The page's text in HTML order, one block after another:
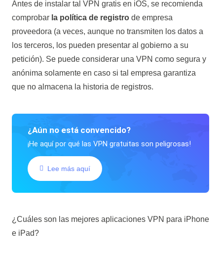
Antes de instalar tal VPN gratis en iOS, se recomienda
comprobar la política de registrode empresa
proveedora (a veces, aunque no transmiten los datos a
los terceros, los pueden presentar al gobierno a su
petición). Se puede considerar una VPN como segura y
anónima solamente en caso si tal empresa garantiza
que no almacena la historia de registros.
¿Aún no está convencido?
¡He aquí por qué las VPN gratuitas son peligrosas!
Lee más aquí
¿Cuáles son las mejores aplicaciones VPN para iPhone
e iPad?